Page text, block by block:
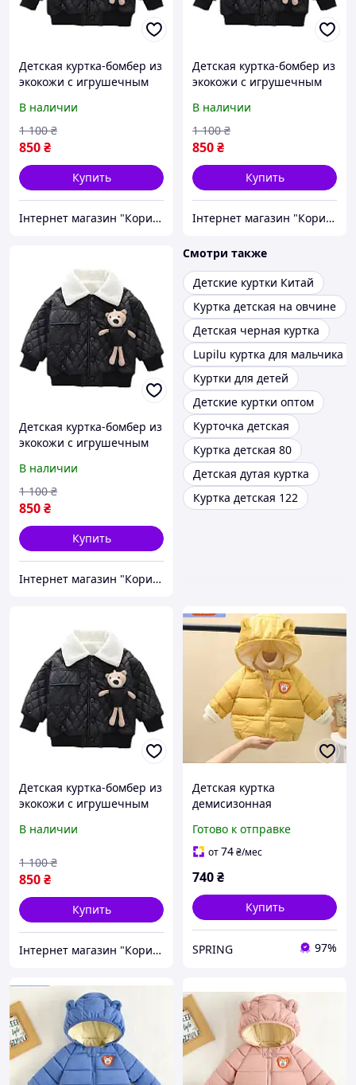
Детская куртка-бомбер из
экокожи с игрушечным
стильная демисезонная
модель, цвет черный,
размер 90
В наличии
850₴
1 100 ₴
Купить
Інтернет магазин "Корисні речі"
Детская куртка-бомбер из
экокожи с игрушечным
стильная демисезонная
модель, цвет черный,
размер 100
В наличии
850₴
1 100 ₴
Купить
Інтернет магазин "Корисні речі"
Детская куртка-бомбер из
экокожи с игрушечным
стильная демисезонная
модель, цвет черный,
размер 110
В наличии
850₴
1 100 ₴
Купить
Інтернет магазин "Корисні речі"
Смотри также
Детские куртки Китай
Куртка детская на овчине
Детская черная куртка
Lupilu куртка для мальчика
Куртки для детей
Детские куртки оптом
Курточка детская
Куртка детская 80
Детская дутая куртка
Куртка детская 122
Детская куртка-бомбер из
экокожи с игрушечным
стильная демисезонная
размер 120
В наличии
850₴
1 100 ₴
Купить
Інтернет магазин "Корисні речі"
Детская куртка
демисизонная
Готово к отправке
от74₴/мес
740₴
Купить
SPRING 97%